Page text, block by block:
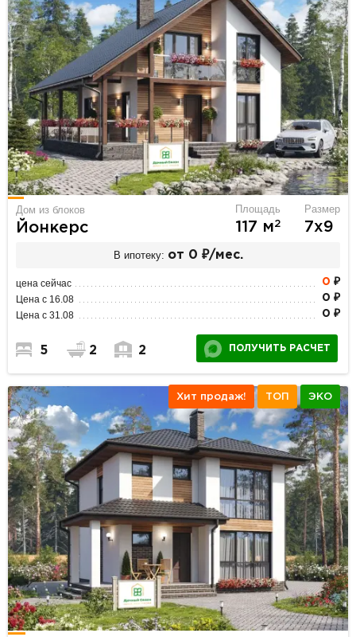
Дом из блоков
Йонкерс
Площадь
117 м2
Размер
7х9
В ипотеку: от 0 ₽/мес.
цена сейчас 0 ₽
Цена с 16.08 0 ₽
Цена с 31.08 0 ₽
5 2 2 ПОЛУЧИТЬ РАСЧЕТ
Хит продаж! ТОП ЭКО